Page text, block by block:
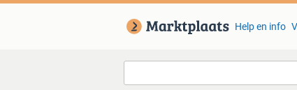
Help en info